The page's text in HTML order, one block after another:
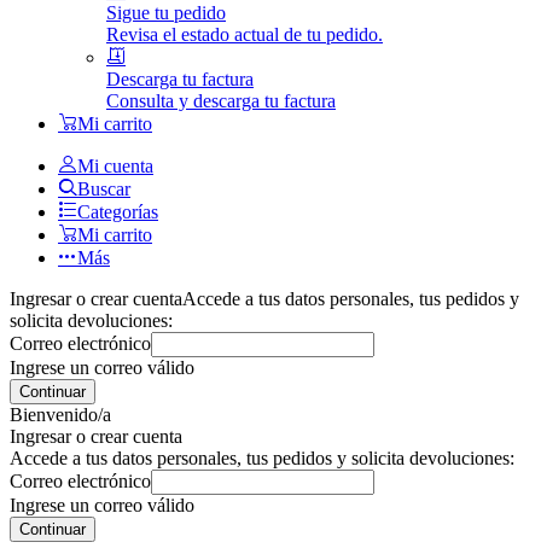
Sigue tu pedido
Revisa el estado actual de tu pedido.
Descarga tu factura
Consulta y descarga tu factura
Mi carrito
Mi cuenta
Buscar
Categorías
Mi carrito
Más
Ingresar o crear cuentaAccede a tus datos personales, tus pedidos y
solicita devoluciones:
Correo electrónico
Ingrese un correo válido
Continuar
Bienvenido/a
Ingresar o crear cuenta
Accede a tus datos personales, tus pedidos y solicita devoluciones:
Correo electrónico
Ingrese un correo válido
Continuar